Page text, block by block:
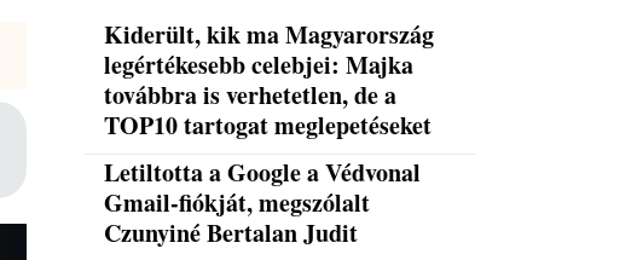
Kiderült, kik ma Magyarország
legértékesebb celebjei: Majka
továbbra is verhetetlen, de a
TOP10 tartogat meglepetéseket
Letiltotta a Google a Védvonal
Gmail-fiókját, megszólalt
Czunyiné Bertalan Judit